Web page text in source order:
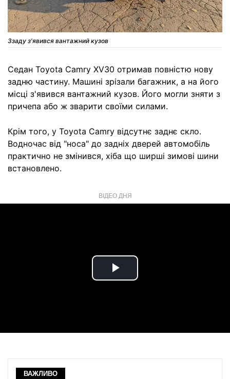
Ззаду з'явився вантажний кузов
Седан Toyota Camry XV30 отримав повністю нову
задню частину. Машині зрізали багажник, а на його
місці з'явився вантажний кузов. Його могли зняти з
причепа або ж зварити своїми силами.
Крім того, у Toyota Camry відсутнє заднє скло.
Водночас від "носа" до задніх дверей автомобіль
практично не змінився, хіба що ширші зимові шини
встановлено.
ВІДЕО ДНЯ
Play
ВАЖЛИВО